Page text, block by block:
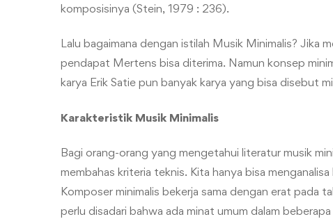
komposisinya (Stein, 1979 : 236).
Lalu bagaimana dengan istilah Musik Minimalis? Jika
pendapat Mertens bisa diterima. Namun konsep
karya Erik Satie pun banyak karya yang bisa disebut
Karakteristik Musik Minimalis
Bagi orang-orang yang mengetahui literatur musik
membahas kriteria teknis. Kita hanya bisa
Komposer minimalis bekerja sama dengan erat pada
perlu disadari bahwa ada minat umum dalam